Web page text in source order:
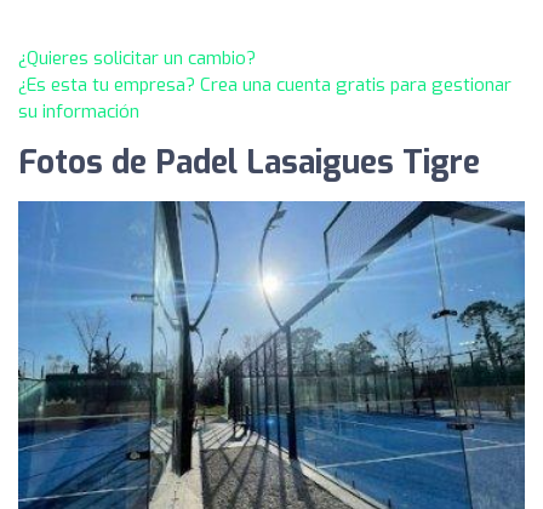
¿Quieres solicitar un cambio?
¿Es esta tu empresa? Crea una cuenta gratis para gestionar
su información
Fotos de Padel Lasaigues Tigre